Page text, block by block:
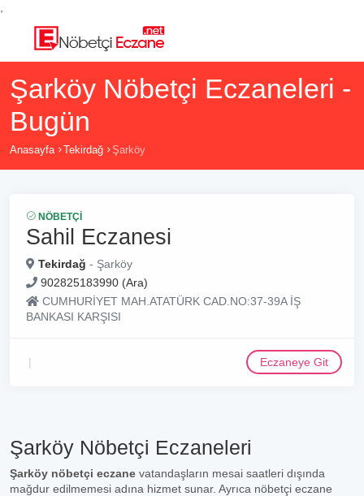
Şarköy Nöbetçi Eczaneleri -
Bugün
Anasayfa Tekirdağ Şarköy
NÖBETÇI
Sahil Eczanesi
Tekirdağ - Şarköy
902825183990 (Ara)
CUMHURİYET MAH.ATATÜRK CAD.NO:37-39A İŞ
BANKASI KARŞISI
Eczaneye Git
Şarköy Nöbetçi Eczaneleri
Şarköy nöbetçi eczane vatandaşların mesai saatleri dışında
mağdur edilmemesi adına hizmet sunar. Ayrıca nöbetçi eczane